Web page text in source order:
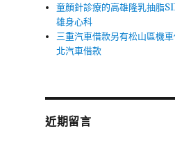
童顏針診療的高雄隆乳抽脂
雄身心科
三重汽車借款另有松山區機
北汽車借款
近期留言